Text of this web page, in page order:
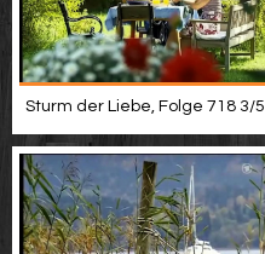
Sturm der Liebe, Folge 718 3/5